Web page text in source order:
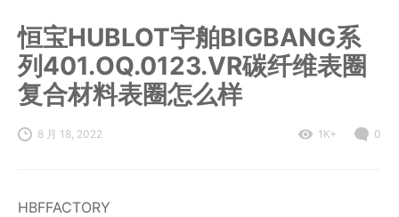
恒宝HUBLOT宇舶BlGBANG系
列401.OQ.0123.VR碳纤维表圈
复合材料表圈怎么样
8 月 18, 2022 1K+ 0
HBFFACTORY